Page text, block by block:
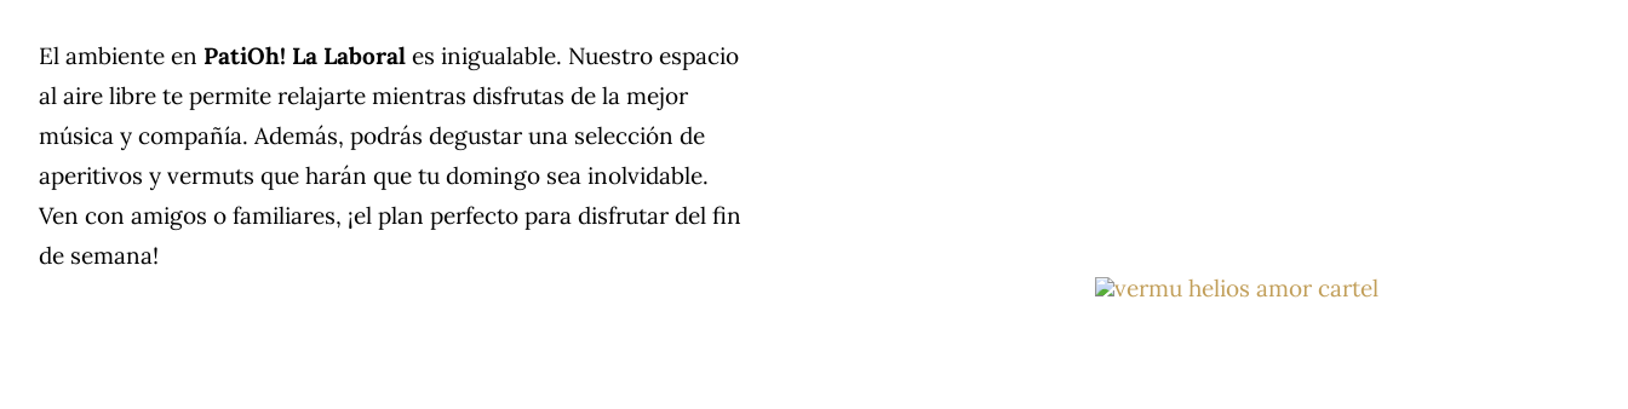
El ambiente en PatiOh! La Laboral es inigualable. Nuestro espacio
al aire libre te permite relajarte mientras disfrutas de la mejor
música y compañía. Además, podrás degustar una selección de
aperitivos y vermuts que harán que tu domingo sea inolvidable.
Ven con amigos o familiares, ¡el plan perfecto para disfrutar del fin
de semana!